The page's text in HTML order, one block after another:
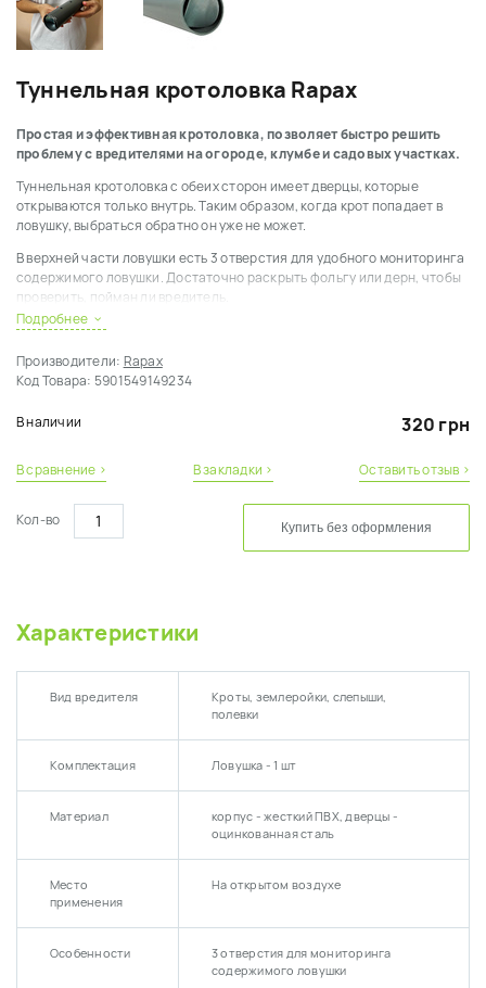
Туннельная кротоловка Rapax
Простая и эффективная кротоловка, позволяет быстро решить
проблему с вредителями на огороде, клумбе и садовых участках.
Туннельная кротоловка с обеих сторон имеет дверцы, которые
открываются только внутрь. Таким образом, когда крот попадает в
ловушку, выбраться обратно он уже не может.
В верхней части ловушки есть 3 отверстия для удобного мониторинга
содержимого ловушки. Достаточно раскрыть фольгу или дерн, чтобы
проверить, пойман ли вредитель.
Способ применения:
Установить ловушку в подземный ход отверстиями для наблюдения
вверх. Чтобы почва и свет не попали внутрь, накрыть сверху фольгой
Подробнее
Производители: Rapax
Код Товара: 5901549149234
В наличии 320 грн
В сравнение › В закладки › Оставить отзыв ›
Кол-во Купить без оформления
Характеристики
Вид вредителя
Кроты, землеройки, слепыши,
полевки
Комплектация Ловушка - 1 шт
Материал
корпус - жесткий ПВХ, дверцы -
оцинкованная сталь
Место
применения
На открытом воздухе
Особенности
3 отверстия для мониторинга
содержимого ловушки